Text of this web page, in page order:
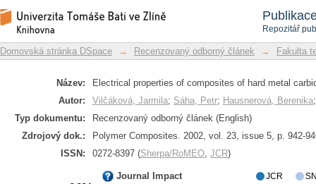
Repozitář
Electrical properties of composites of
Repozitář DSpace/Manakin
Domovská stránka DSpace → Recenzovaný odborný článek → Fakulta
Název:
Electrical properties of composites of hard metal
Autor:
Vilčáková, Jarmila; Sáha, Petr; Hausnerová, Berenika
Typ dokumentu:
Recenzovaný odborný článek (English)
Zdrojový dok.:
Polymer Composites. 2002, vol. 23, issue 5, p. 942-
ISSN:
0272-8397 (Sherpa/RoMEO, JCR)
Journal Impact JCR